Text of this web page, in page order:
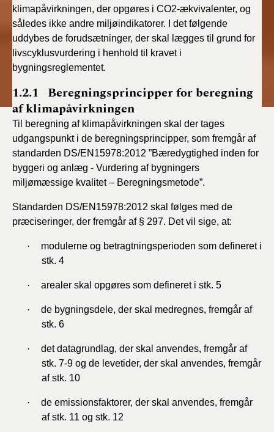
klimapåvirkningen, der opgøres i CO2-ækvivalenter, og
således ikke andre miljøindikatorer. I det følgende
uddybes de forudsætninger, der skal lægges til grund for
livscyklusvurdering i henhold til kravet i
bygningsreglementet.
1.2.1 Beregningsprincipper for beregning
af klimapåvirkningen
Til beregning af klimapåvirkningen skal der tages
udgangspunkt i de beregningsprincipper, som fremgår af
standarden DS/EN15978:2012 ”Bæredygtighed inden for
byggeri og anlæg - Vurdering af bygningers
miljømæssige kvalitet – Beregningsmetode”.
Standarden DS/EN15978:2012 skal følges med de
præciseringer, der fremgår af § 297. Det vil sige, at:
·
modulerne og betragtningsperioden som defineret i
stk. 4
· arealer skal opgøres som defineret i stk. 5
·
de bygningsdele, der skal medregnes, fremgår af
stk. 6
·
det datagrundlag, der skal anvendes, fremgår af
stk. 7-9 og de levetider, der skal anvendes, fremgår
af stk. 10
·
de emissionsfaktorer, der skal anvendes, fremgår
af stk. 11 og stk. 12